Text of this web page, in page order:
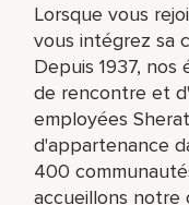
Lorsque vous
vous intégrez sa
Depuis 1937,
de rencontre et
employées
d'appartenance
400
accueillons notre